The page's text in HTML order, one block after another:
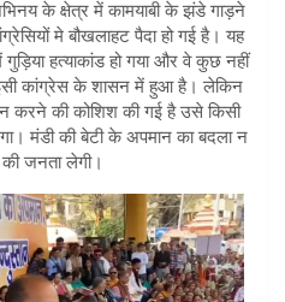
के क्षेत्र में कामयाबी के झंडे गाड़ने
मे बौखलाहट पैदा हो गई है। यह
हत्याकांड हो गया और वे कुछ नहीं
कांग्रेस के शासन में हुआ है। लेकिन
करने की कोशिश की गई है उसे किसी
मंडी की बेटी के अपमान का बदला न
जनता लेगी।